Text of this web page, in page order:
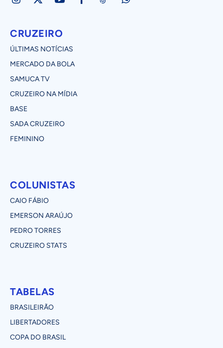
CRUZEIRO
ÚLTIMAS NOTÍCIAS
MERCADO DA BOLA
SAMUCA TV
CRUZEIRO NA MÍDIA
BASE
SADA CRUZEIRO
FEMININO
COLUNISTAS
CAIO FÁBIO
EMERSON ARAÚJO
PEDRO TORRES
CRUZEIRO STATS
TABELAS
BRASILEIRÃO
LIBERTADORES
COPA DO BRASIL